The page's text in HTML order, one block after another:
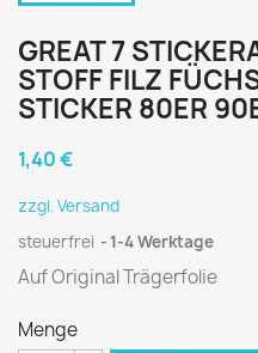
GREAT 7
STOFF FILZ
STICKER 80ER
1,40 €
zzgl. Versand
steuerfrei
1-4 Werktage
Auf Original Trägerfolie
Menge